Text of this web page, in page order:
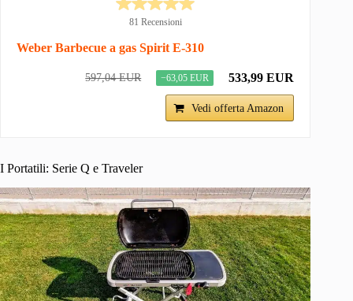
81 Recensioni
Weber Barbecue a gas Spirit E-310
597,04 EUR −63,05 EUR 533,99 EUR
Vedi offerta Amazon
I Portatili: Serie Q e Traveler